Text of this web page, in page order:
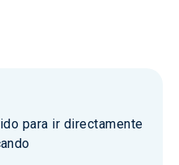
para ir directamente